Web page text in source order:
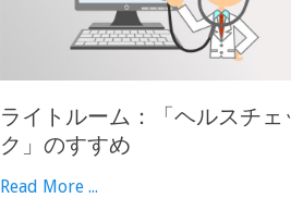
ライトルーム：「ヘルスチェ
ク」のすすめ
Read More ...